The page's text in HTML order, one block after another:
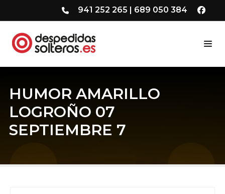
941 252 265 | 689 050 384
HUMOR AMARILLO
LOGROÑO 07
SEPTIEMBRE 7